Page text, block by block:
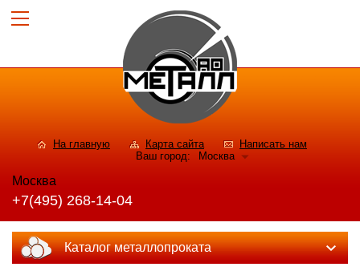
На главную Карта сайта
Написать нам
Ваш город:
Москва
Москва
+7(495) 268-14-04
Каталог металлопроката